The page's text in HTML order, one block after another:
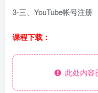
3-三、YouTube帐号注册
课程下载：
此处内容